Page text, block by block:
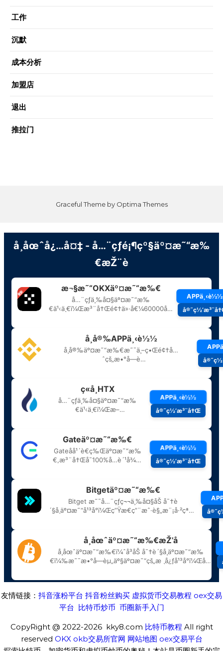
工作
沉默
成本分析
加盟店
退出
推拉门
Graceful Theme by Optima Themes
友情链接： 抖音涨粉平台 抖音粉丝购买 虚拟货币交易教程 oex交易
平台 比特币炒币 币圈新手入门
CopyRight @ 2022-2026 kky8.com 比特币教程 All right
reserved OKX okb交易所官网 网站地图 oex交易平台